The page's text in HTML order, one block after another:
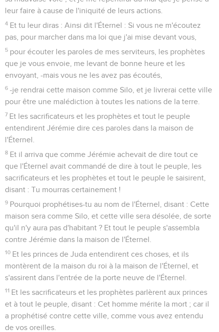
leur faire à cause de l'iniquité de leurs actions.
4 Et tu leur diras : Ainsi dit l'Éternel : Si vous ne m'écoutez
pas, pour marcher dans ma loi que j'ai mise devant vous,
5 pour écouter les paroles de mes serviteurs, les prophètes
que je vous envoie, me levant de bonne heure et les
envoyant, -mais vous ne les avez pas écoutés,
6 -je rendrai cette maison comme Silo, et je livrerai cette ville
pour être une malédiction à toutes les nations de la terre.
7 Et les sacrificateurs et les prophètes et tout le peuple
entendirent Jérémie dire ces paroles dans la maison de
l'Éternel.
8 Et il arriva que comme Jérémie achevait de dire tout ce
que l'Éternel avait commandé de dire à tout le peuple, les
sacrificateurs et les prophètes et tout le peuple le saisirent,
disant : Tu mourras certainement !
9 Pourquoi prophétises-tu au nom de l'Éternel, disant : Cette
maison sera comme Silo, et cette ville sera désolée, de sorte
qu'il n'y aura pas d'habitant ? Et tout le peuple s'assembla
contre Jérémie dans la maison de l'Éternel.
10 Et les princes de Juda entendirent ces choses, et ils
montèrent de la maison du roi à la maison de l'Éternel, et
s'assirent dans l'entrée de la porte neuve de l'Éternel.
11 Et les sacrificateurs et les prophètes parlèrent aux princes
et à tout le peuple, disant : Cet homme mérite la mort ; car il
a prophétisé contre cette ville, comme vous avez entendu
de vos oreilles.